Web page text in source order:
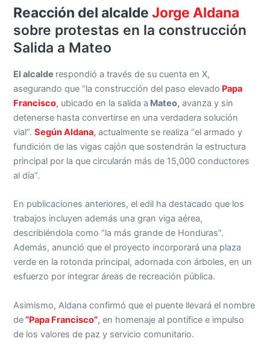
Reacción del alcalde Jorge Aldana
sobre protestas en la construcción
Salida a Mateo
El alcalde respondió a través de su cuenta en X,
asegurando que “la construcción del paso elevado Papa
Francisco, ubicado en la salida a Mateo, avanza y sin
detenerse hasta convertirse en una verdadera solución
vial”.Según Aldana, actualmente se realiza “el armado y
fundición de las vigas cajón que sostendrán la estructura
principal por la que circularán más de 15,000 conductores
al día”.
En publicaciones anteriores, el edil ha destacado que los
trabajos incluyen además una gran viga aérea,
describiéndola como “la más grande de Honduras”.
Además, anunció que el proyecto incorporará una plaza
verde en la rotonda principal, adornada con árboles, en un
esfuerzo por integrar áreas de recreación pública.
Asimismo, Aldana confirmó que el puente llevará el nombre
de“Papa Francisco”,en homenaje al pontífice e impulso
de los valores de paz y servicio comunitario.